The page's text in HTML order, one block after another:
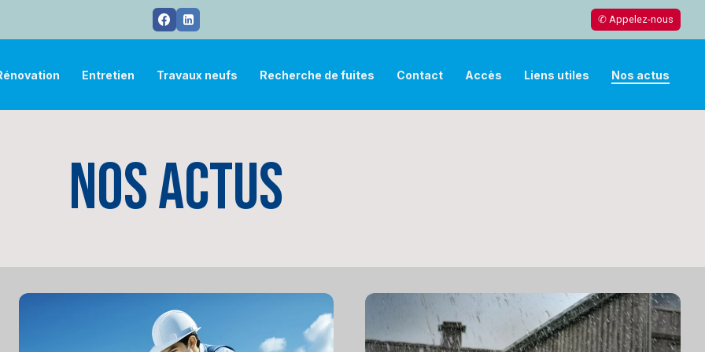
✆ Appelez-nous
Entretien Travaux neufs Recherche de fuites Contact Accès Liens utiles Nos actus
Nos actus